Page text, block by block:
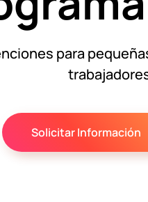
para
Solicitar Información